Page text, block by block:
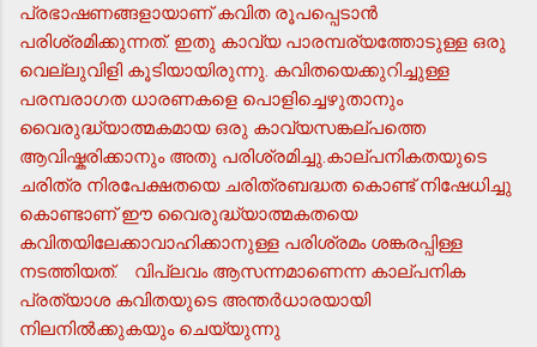
പ്രഭാഷണങ്ങളായാണ് കവിത രൂപപ്പെടാന്‍
പരിശ്രമിക്കുന്നത്. ഇതു കാവ്യ പാരമ്പര്യത്തോടുള്ള ഒരു
വെല്ലുവിളി കൂടിയായിരുന്നു. കവിതയെക്കുറിച്ചുള്ള
പരമ്പരാഗത ധാരണകളെ പൊളിച്ചെഴുതാനും
വൈരുദ്ധ്യാത്മകമായ ഒരു കാവ്യസങ്കല്പത്തെ
ആവിഷ്കരിക്കാനും അതു പരിശ്രമിച്ചു.കാല്പനികതയുടെ
ചരിത്ര നിരപേക്ഷതയെ ചരിത്രബദ്ധത കൊണ്ട് നിഷേധിച്ചു
കൊണ്ടാണ് ഈ വൈരുദ്ധ്യാത്മകതയെ
കവിതയിലേക്കാവാഹിക്കാനുള്ള പരിശ്രമം ശങ്കരപ്പിള്ള
നടത്തിയത്.
വിപ്ലവം ആസന്നമാണെന്ന കാല്പനിക
പ്രത്യാശ കവിതയുടെ അന്തര്‍ധാരയായി
നിലനില്‍ക്കുകയും ചെയ്യുന്നു